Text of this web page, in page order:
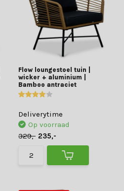
Flow loungestoel tuin |
wicker + aluminium |
Bamboo antraciet
Deliverytime
Op voorraad
329,- 235,-